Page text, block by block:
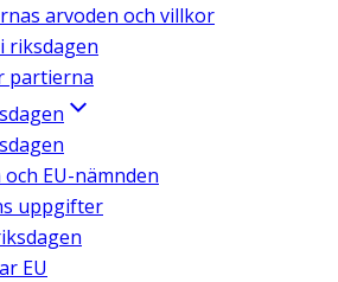
arvoden och villkor
riksdagen
partierna
EU-nämnden
uppgifter
EU